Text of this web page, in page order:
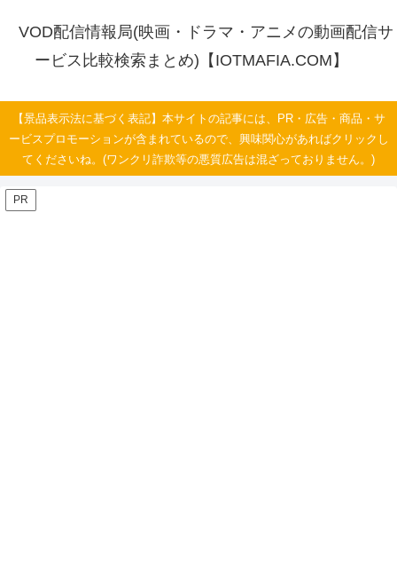
VOD配信情報局(映画・ドラマ・アニメの動画配信サ
ービス比較検索まとめ)【IOTMAFIA.COM】
【景品表示法に基づく表記】本サイトの記事には、PR・広告・商品・サ
ービスプロモーションが含まれているので、興味関心があればクリックし
てくださいね。(ワンクリ詐欺等の悪質広告は混ざっておりません。)
PR